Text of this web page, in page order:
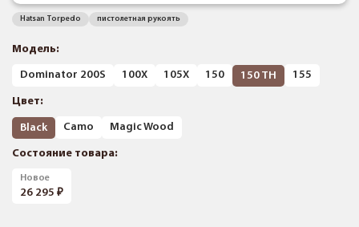
Hatsan Torpedo пистолетная рукоять
Модель:
Dominator 200S 100X 105X 150 150 TH 155
Цвет:
Black Camo Magic Wood
Состояние товара:
Новое
26 295